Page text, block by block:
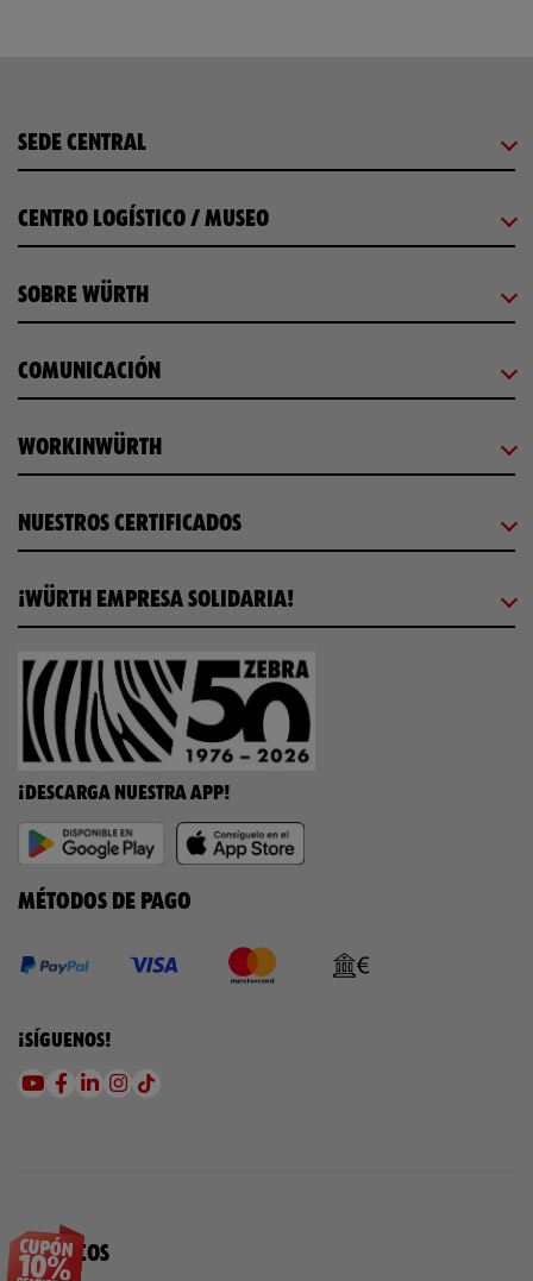
SEDE CENTRAL
CENTRO LOGÍSTICO / MUSEO
SOBRE WÜRTH
COMUNICACIÓN
WORKINWÜRTH
NUESTROS CERTIFICADOS
¡WÜRTH EMPRESA SOLIDARIA!
¡DESCARGA NUESTRA APP!
MÉTODOS DE PAGO
¡SÍGUENOS!
QUÍMICOS